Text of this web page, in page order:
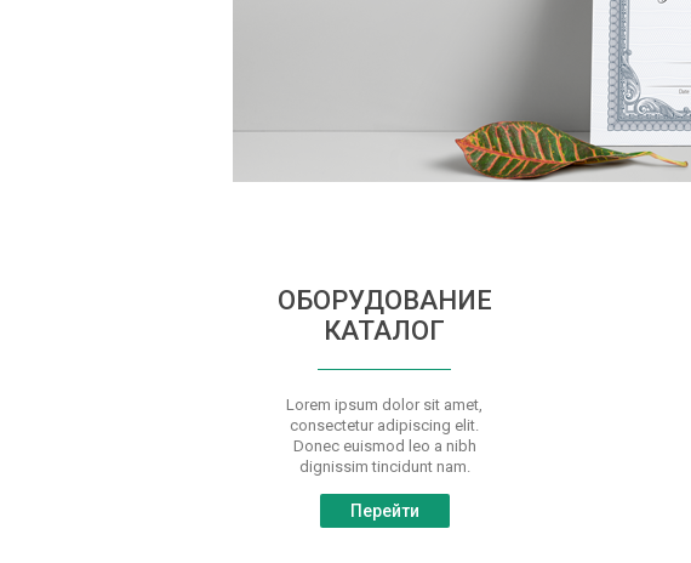
ОБОРУДОВАНИЕ
КАТАЛОГ
Lorem ipsum dolor sit amet,
consectetur adipiscing elit.
Donec euismod leo a nibh
dignissim tincidunt nam.
Перейти